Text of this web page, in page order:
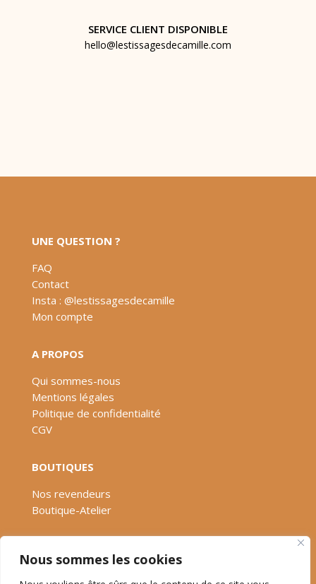
Nous sommes les cookies
SERVICE CLIENT DISPONIBLE
hello@lestissagesdecamille.com
UNE QUESTION ?
FAQ
Contact
Insta : @lestissagesdecamille
Mon compte
A PROPOS
Qui sommes-nous
Mentions légales
Politique de confidentialité
CGV
BOUTIQUES
Nos revendeurs
Boutique-Atelier